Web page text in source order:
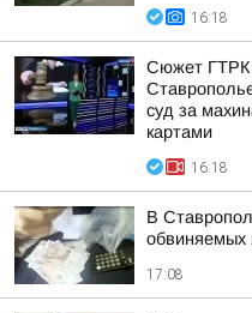
16:18
Сюжет ГТРК
суд за
картами
16:18
В
обвиняемых
17:08